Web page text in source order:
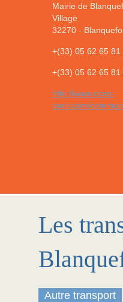
Mairie de
Village
32270-
+(33) 05 62 65 81
+(33) 05 62 65 81
http://www.ccag-
gers.com/
Les
Autre transport